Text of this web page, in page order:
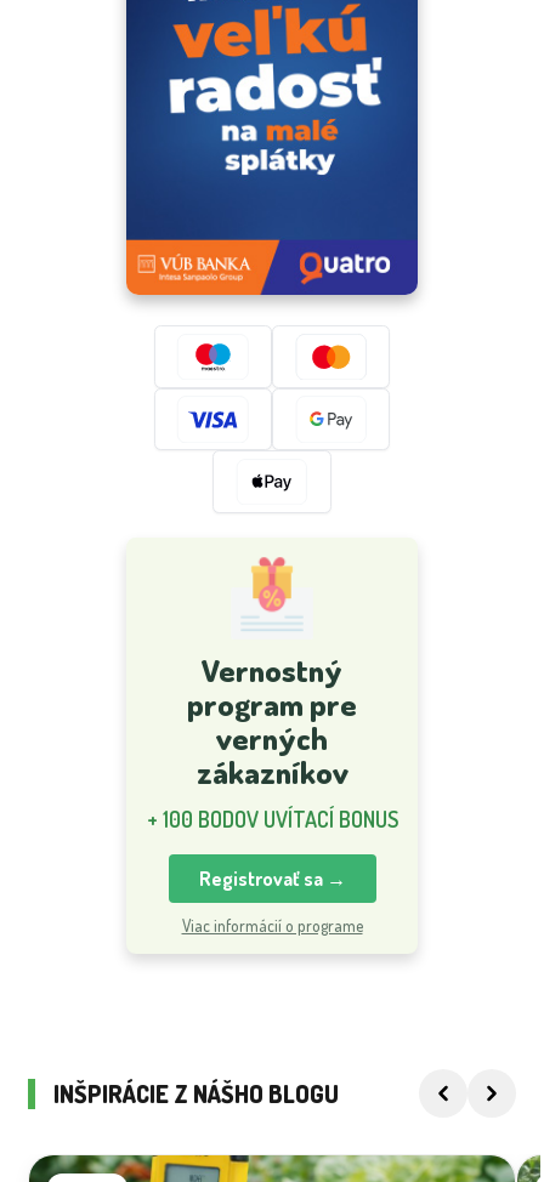
Vernostný
program pre
verných
zákazníkov
+ 100 BODOV UVÍTACÍ BONUS
Registrovať sa →
Viac informácií o programe
INŠPIRÁCIE Z NÁŠHO BLOGU